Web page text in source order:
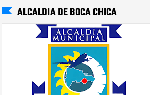
ALCALDIA DE BOCA CHICA